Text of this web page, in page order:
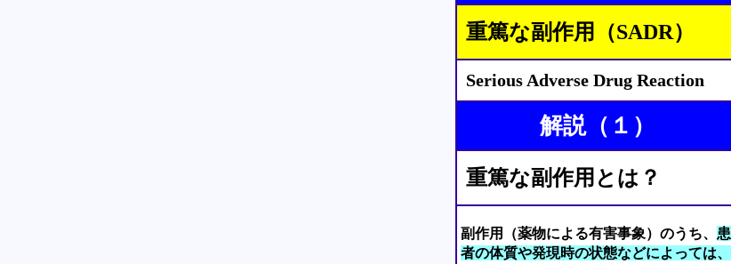
重篤な副作用（SADR）
Serious Adverse Drug Reaction
解説（１）
重篤な副作用とは？
副作用（薬物による有害事象）のうち、 患
者の体質や発現時の状態などによっては、